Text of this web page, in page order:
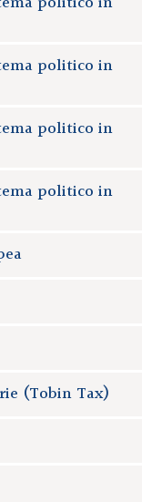
politico in
politico in
politico in
(Tobin Tax)